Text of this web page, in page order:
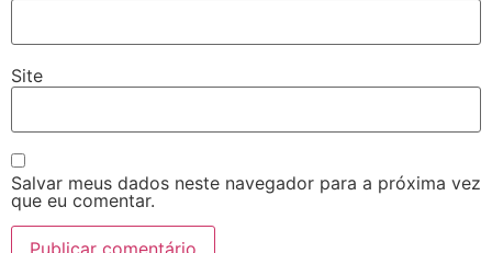
Site
Salvar meus dados neste navegador para a próxima vez
que eu comentar.